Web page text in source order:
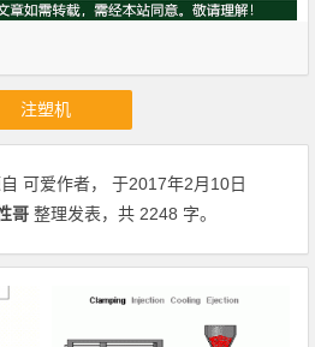
注塑机
可爱作者， 于2017年2月10日
哥 整理发表，共 2248 字。